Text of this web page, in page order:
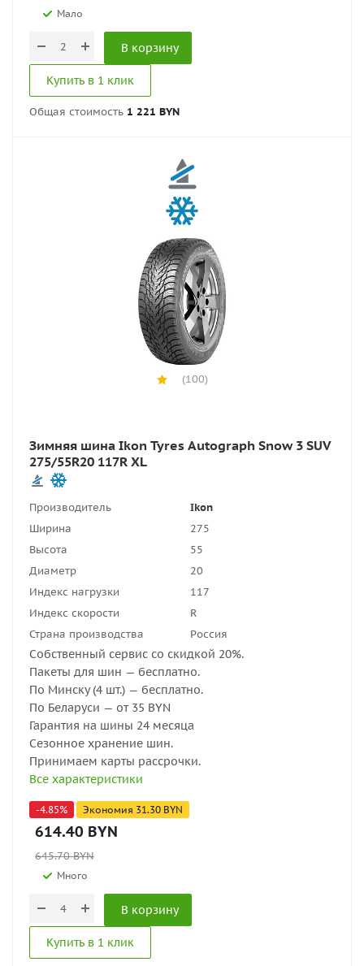
Мало
В корзину
Купить в 1 клик
Общая стоимость 1 221 BYN
(100)
Зимняя шина Ikon Tyres Autograph Snow 3 SUV
275/55R20 117R XL
Производитель
Ikon
Ширина
275
Высота
55
Диаметр
20
Индекс нагрузки
117
Индекс скорости
R
Страна производства
Россия
Собственный сервис со скидкой 20%.
Пакеты для шин — бесплатно.
По Минску (4 шт.) — бесплатно.
По Беларуси — от 35 BYN
Гарантия на шины 24 месяца
Сезонное хранение шин.
Принимаем карты рассрочки.
Все характеристики
-4.85% Экономия 31.30 BYN
614.40 BYN
645.70BYN
Много
В корзину
Купить в 1 клик